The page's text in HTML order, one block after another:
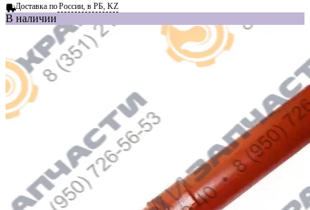
Доставка поРоссии, в РБ, KZ
В наличии